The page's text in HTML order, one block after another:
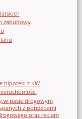
zabudowy
hipoteki z KW
w pasie drogowym
z potrzebami
oraz reklam